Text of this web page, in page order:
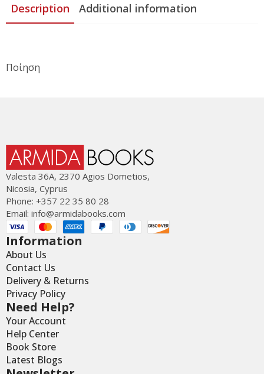
Description Additional information
Ποίηση
Valesta 36Α, 2370 Agios Dometios,
Nicosia, Cyprus
Phone: +357 22 35 80 28
Email: info@armidabooks.com
Information
About Us
Contact Us
Delivery & Returns
Privacy Policy
Need Help?
Your Account
Help Center
Book Store
Latest Blogs